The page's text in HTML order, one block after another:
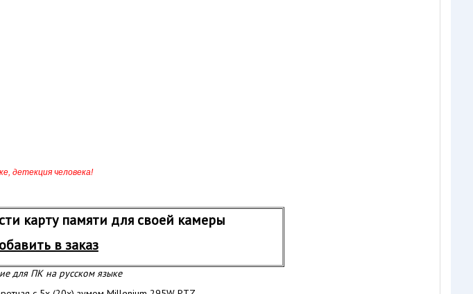
детекция человека!
карту памяти для своей камеры
в заказ
для ПК на русском языке